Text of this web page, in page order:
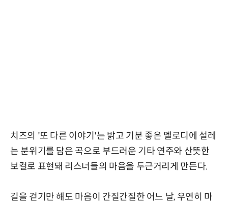
치즈의 '또 다른 이야기'는 밝고 기분 좋은 멜로디에 설레
는 분위기를 담은 곡으로 부드러운 기타 연주와 산뜻한
보컬로 표현돼 리스너들의 마음을 두근거리게 만든다.
길을 걷기만 해도 마음이 간질간질한 어느 날, 우연히 마